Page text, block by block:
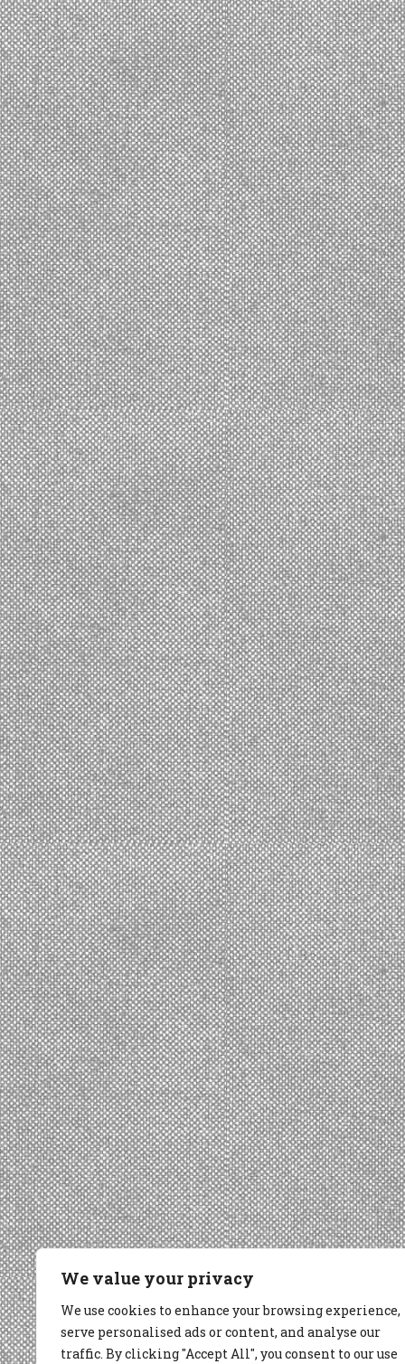
We value your privacy
We use cookies to enhance your browsing experience,
serve personalised ads or content, and analyse our
traffic. By clicking "Accept All", you consent to our use